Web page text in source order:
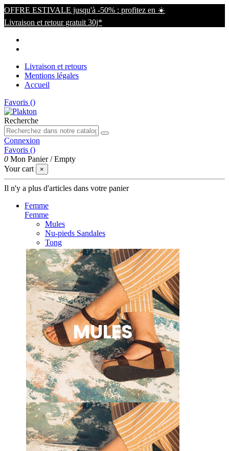
OFFRE ESTIVALE jusqu'à -50% : profitez en ☀️
Livraison et retour gratuit 30j*
Livraison et retours
Mentions légales
Accueil
Favoris ()
Recherche
Connexion
Favoris ()
0 Mon Panier /Empty
Your cart
×
Il n'y a plus d'articles dans votre panier
Femme
Femme
Mules
Nu-pieds Sandales
Tong
MULES